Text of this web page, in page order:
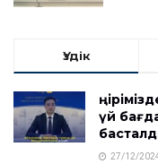
Үздік
үй
27/12/